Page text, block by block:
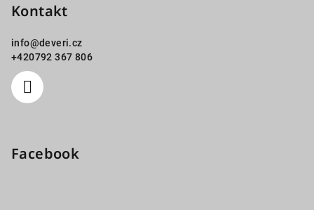
Kontakt
info@deveri.cz
+420792 367 806
Facebook